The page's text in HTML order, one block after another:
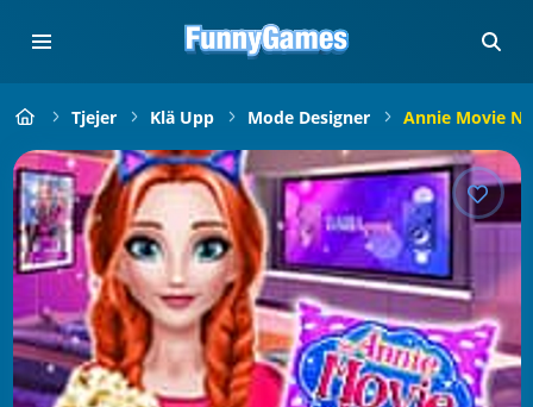
Tjejer Klä Upp Mode Designer Annie Movie